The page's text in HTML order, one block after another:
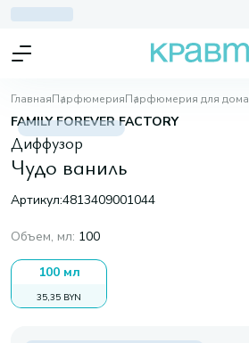
ГлавнаяПарфюмерияПарфюмерия для дома
FAMILY FOREVER FACTORY
Диффузор
Чудо ваниль
Артикул:4813409001044
Объем, мл: 100
100 мл
35,35 BYN